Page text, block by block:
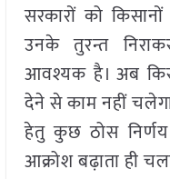
सरकारों को
उनके तुरन्त
आवश्यक है। अब
देने से काम नहीं
हेतु कुछ ठोस
आक्रोश बढ़ाता ही